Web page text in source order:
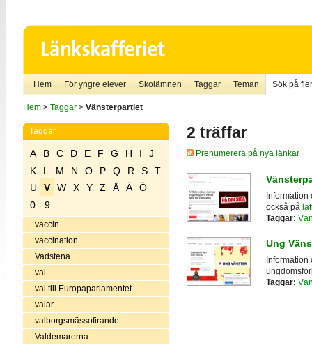
Hem För yngre elever Skolämnen Taggar Teman Sök på
Hem> Taggar> Vänsterpartiet
Taggar
A B C D E F G H I
J
K
L M N O P Q R S
T
U
V W X Y Z Å Ä
Ö
0 - 9
vaccin
vaccination
Vadstena
val
val till Europaparlamentet
valar
valborgsmässofirande
Valdemarerna
2 träffar
Prenumerera på nya länkar
Information
också på
Taggar:
Ung
Information
Taggar: